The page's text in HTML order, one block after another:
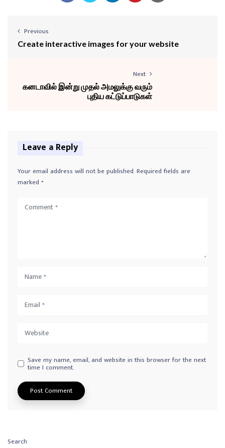
Previous
Create interactive images for your website
Next
கனடாவில் இன்று முதல் அமலுக்கு வரும்
புதிய கட்டுப்பாடுகள்
Leave a Reply
Your email address will not be published.Required fields are
marked *
Save my name, email, and website in this browser for the next
time I comment.
Search